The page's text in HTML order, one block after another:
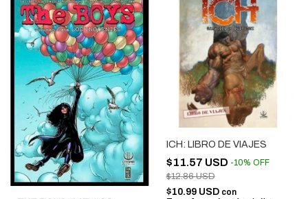
ICH: LIBRO DE VIAJES
$11.57 USD -10% OFF
$12.86 USD
$10.99 USD con